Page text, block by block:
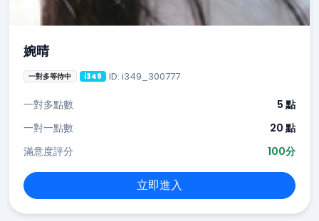
婉晴
一對多等待中 i349 ID: i349_300777
一對多點數
5 點
一對一點數
20 點
滿意度評分
100分
立即進入